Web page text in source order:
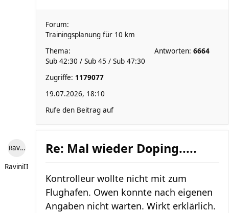
Forum:
Trainingsplanung für 10 km
Thema:
Sub 42:30 / Sub 45 / Sub 47:30
Antworten: 6664
Zugriffe: 1179077
19.07.2026, 18:10
Rufe den Beitrag auf
RaviniII
RaviniII
Re: Mal wieder Doping.....
Kontrolleur wollte nicht mit zum
Flughafen. Owen konnte nach eigenen
Angaben nicht warten. Wirkt erklärlich.